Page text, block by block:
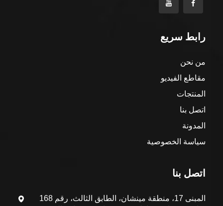
رابط سريع
من نحن
مقاطع الفيديو
المنتجات
اتصل بنا
المدونة
سياسة الخصوصية
اتصل بنا
المبنى 17، منطقة مينشان، الطابق الثالث، رقم 168